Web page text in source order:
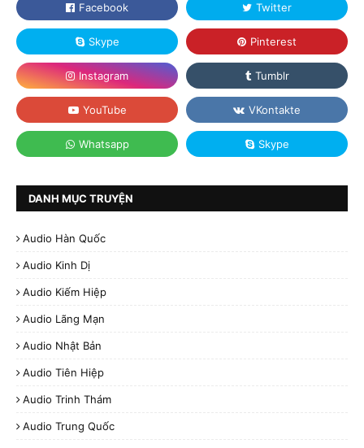
DANH MỤC TRUYỆN
Audio Hàn Quốc
Audio Kinh Dị
Audio Kiếm Hiệp
Audio Lãng Mạn
Audio Nhật Bản
Audio Tiên Hiệp
Audio Trinh Thám
Audio Trung Quốc